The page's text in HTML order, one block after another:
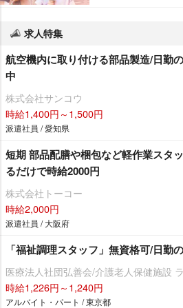
求人特集
航空機内に取り付ける部品製造/日勤
中
株式会社サンコウ
時給1,400円～1,500円
派遣社員 / 愛知県
短期 部品配膳や梱包など軽作業スタ
るだけで時給2000円
株式会社トーコー
時給2,000円
派遣社員 / 大阪府
「福祉調理スタッフ」無資格可/日勤
医療法人社団弘善会/介護老人保健施設
時給1,226円～1,240円
アルバイト・パート / 東京都